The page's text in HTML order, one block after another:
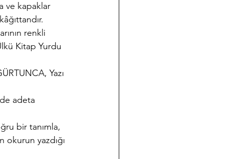
ve kapaklar
renkli
Kitap Yurdu
Yazı
adeta
bir tanımla,
okurun yazdığı